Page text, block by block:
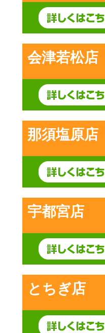
会津若松店
那須塩原店
宇都宮店
とちぎ店